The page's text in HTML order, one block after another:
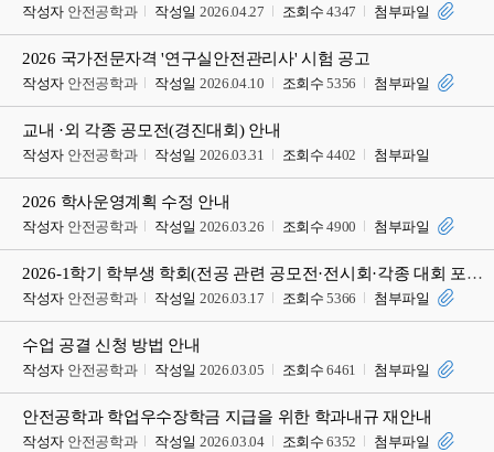
작성자 안전공학과 작성일 2026.04.27 조회수 4347 첨부파일
2026 국가전문자격 '연구실안전관리사' 시험 공고
작성자 안전공학과 작성일 2026.04.10 조회수 5356 첨부파일
교내 ·외 각종 공모전(경진대회) 안내
작성자 안전공학과 작성일 2026.03.31 조회수 4402 첨부파일
2026 학사운영계획 수정 안내
작성자 안전공학과 작성일 2026.03.26 조회수 4900 첨부파일
2026-1학기 학부생 학회(전공 관련 공모전·전시회·각종 대회 포함)발표 지원 프로그램 안내
작성자 안전공학과 작성일 2026.03.17 조회수 5366 첨부파일
수업 공결 신청 방법 안내
작성자 안전공학과 작성일 2026.03.05 조회수 6461 첨부파일
안전공학과 학업우수장학금 지급을 위한 학과내규 재안내
작성자 안전공학과 작성일 2026.03.04 조회수 6352 첨부파일